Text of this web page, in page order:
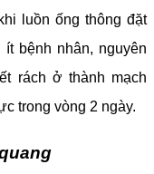
luồn ống thông đặt
bệnh nhân, nguyên
rách ở thành mạch
trong vòng 2 ngày.